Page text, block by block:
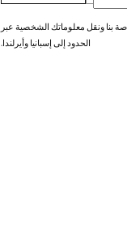
بنا ونقل معلوماتك الشخصية عبر
الحدود إلى إسبانيا وأيرلندا.